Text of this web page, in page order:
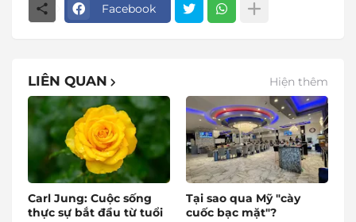
Facebook
LIÊN QUAN Hiện thêm
Carl Jung: Cuộc sống
thực sự bắt đầu từ tuổi
Tại sao qua Mỹ "cày
cuốc bạc mặt"?